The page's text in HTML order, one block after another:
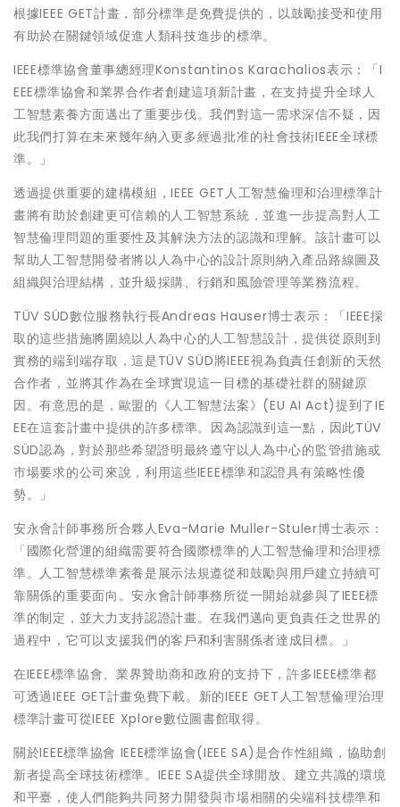
根據IEEE GET計畫，部分標準是免費提供的，以鼓勵接受和使用
有助於在關鍵領域促進人類科技進步的標準。
IEEE標準協會董事總經理Konstantinos Karachalios表示：「I
EEE標準協會和業界合作者創建這項新計畫，在支持提升全球人
工智慧素養方面邁出了重要步伐。我們對這一需求深信不疑，因
此我們打算在未來幾年納入更多經過批准的社會技術IEEE全球標
準。」
透過提供重要的建構模組，IEEE GET人工智慧倫理和治理標準計
畫將有助於創建更可信賴的人工智慧系統，並進一步提高對人工
智慧倫理問題的重要性及其解決方法的認識和理解。該計畫可以
幫助人工智慧開發者將以人為中心的設計原則納入產品路線圖及
組織與治理結構，並升級採購、行銷和風險管理等業務流程。
TÜV SÜD數位服務執行長Andreas Hauser博士表示：「IEEE採
取的這些措施將圍繞以人為中心的人工智慧設計，提供從原則到
實務的端到端存取，這是TÜV SÜD將IEEE視為負責任創新的天然
合作者，並將其作為在全球實現這一目標的基礎社群的關鍵原
因。有意思的是，歐盟的《人工智慧法案》(EU AI Act)提到了IE
EE在這套計畫中提供的許多標準。因為認識到這一點，因此TÜV
SÜD認為，對於那些希望證明最終遵守以人為中心的監管措施或
市場要求的公司來說，利用這些IEEE標準和認證具有策略性優
勢。」
安永會計師事務所合夥人Eva-Marie Muller-Stuler博士表示：
「國際化營運的組織需要符合國際標準的人工智慧倫理和治理標
準。人工智慧標準素養是展示法規遵從和鼓勵與用戶建立持續可
靠關係的重要面向。安永會計師事務所從一開始就參與了IEEE標
準的制定，並大力支持認證計畫。在我們邁向更負責任之世界的
過程中，它可以支援我們的客戶和利害關係者達成目標。」
在IEEE標準協會、業界贊助商和政府的支持下，許多IEEE標準都
可透過IEEE GET計畫免費下載。新的IEEE GET人工智慧倫理治理
標準計畫可從IEEE Xplore數位圖書館取得。
關於IEEE標準協會 IEEE標準協會(IEEE SA)是合作性組織，協助創
新者提高全球技術標準。IEEE SA提供全球開放、建立共識的環境
和平臺，使人們能夠共同努力開發與市場相關的尖端科技標準和